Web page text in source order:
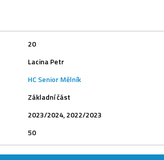
20
Lacina Petr
HC Senior Mělník
Základní část
2023/2024, 2022/2023
50